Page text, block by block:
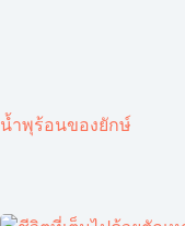
น้ำพุร้อนของยักษ์